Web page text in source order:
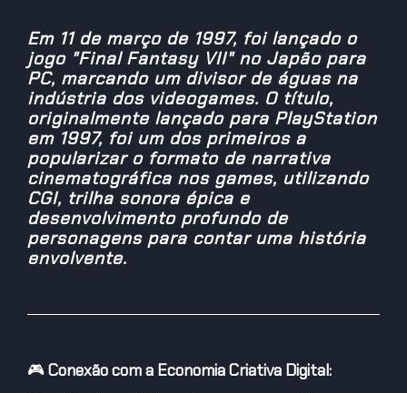
Em 11 de março de 1997, foi lançado o
jogo "Final Fantasy VII" no Japão para
PC, marcando um divisor de águas na
indústria dos videogames. O título,
originalmente lançado para PlayStation
em 1997, foi um dos primeiros a
popularizar o formato de narrativa
cinematográfica nos games, utilizando
CGI, trilha sonora épica e
desenvolvimento profundo de
personagens para contar uma história
envolvente.
🎮Conexão com a Economia Criativa Digital: